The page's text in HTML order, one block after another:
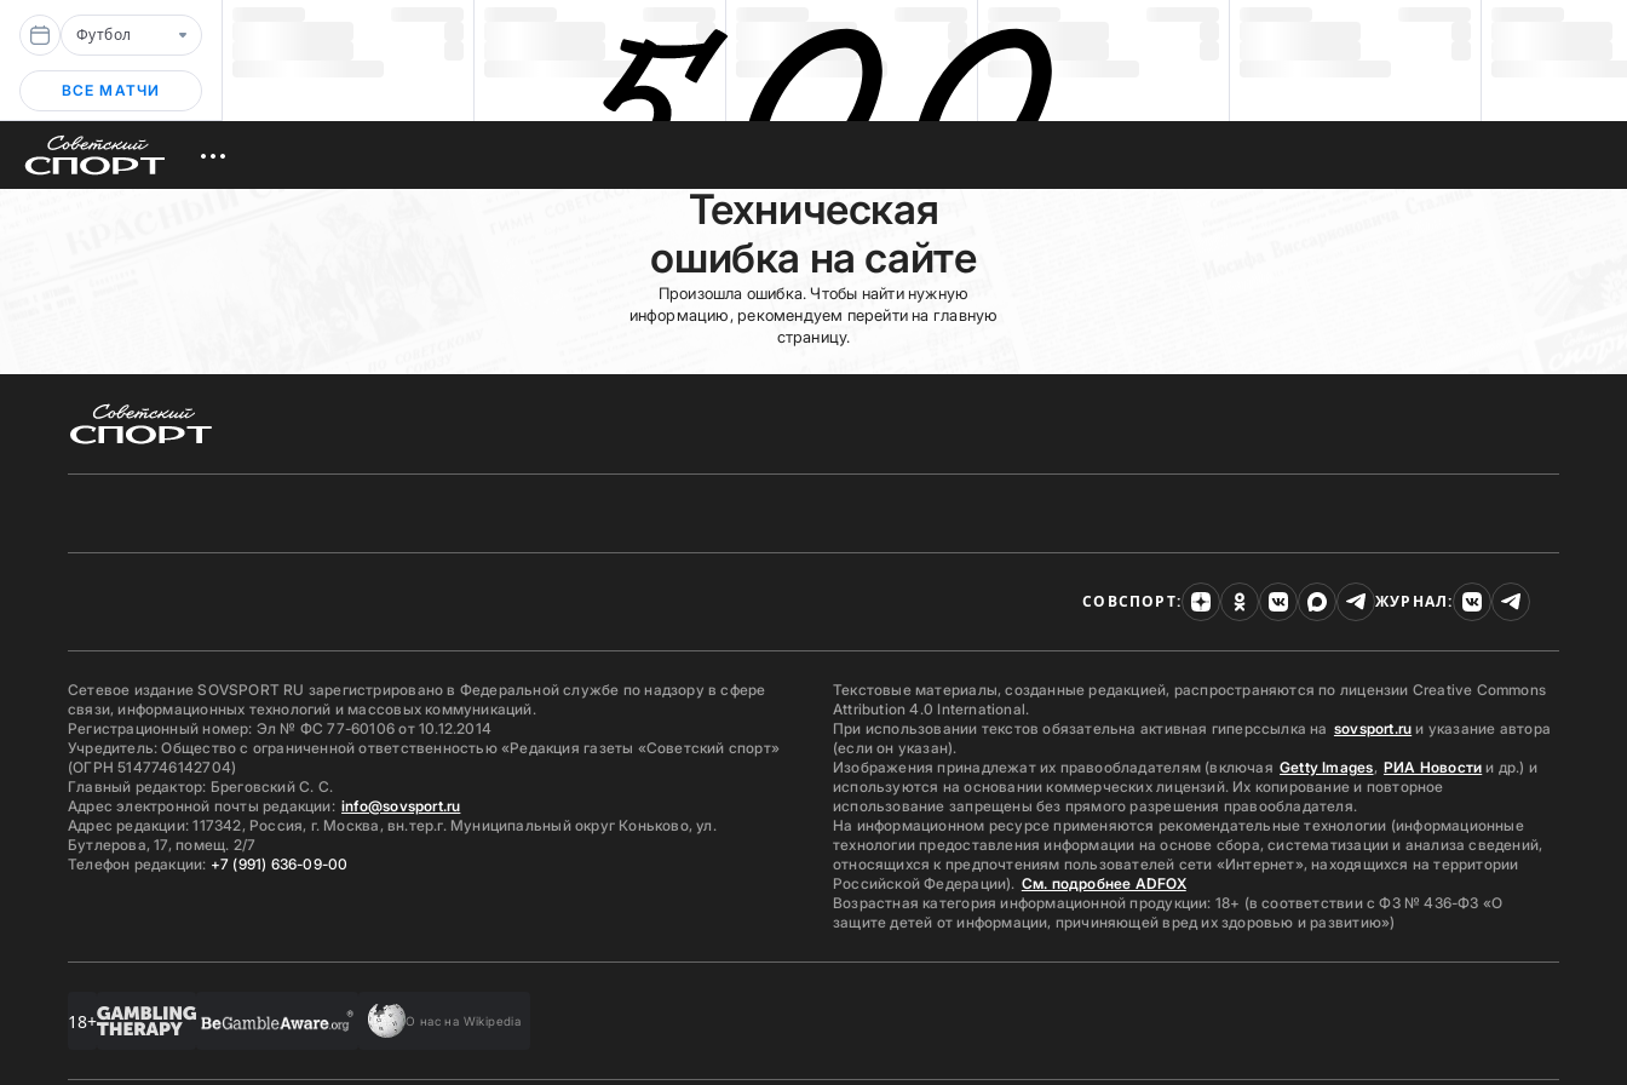
Футбол
ВСЕ МАТЧИ
Техническая
ошибка на сайте
Произошла ошибка. Чтобы найти нужную
информацию, рекомендуем перейти на главную
страницу.
СОВСПОРТ: ЖУРНАЛ:
Сетевое издание SOVSPORT RU зарегистрировано в Федеральной службе по надзору в сфере
связи, информационных технологий и массовых коммуникаций.
Регистрационный номер: Эл № ФС 77-60106 от 10.12.2014
Учредитель: Общество с ограниченной ответственностью «Редакция газеты «Советский спорт»
(ОГРН 5147746142704)
Главный редактор: Бреговский С. С.
Адрес электронной почты редакции: info@sovsport.ru
Адрес редакции: 117342, Россия, г. Москва, вн.тер.г. Муниципальный округ Коньково, ул.
Бутлерова, 17, помещ. 2/7
Телефон редакции: +7 (991) 636-09-00
Текстовые материалы, созданные редакцией, распространяются по лицензии Creative Commons
Attribution 4.0 International.
При использовании текстов обязательна активная гиперссылка на sovsport.ru и указание автора
(если он указан).
Изображения принадлежат их правообладателям (включая Getty Images, РИА Новости и др.) и
используются на основании коммерческих лицензий. Их копирование и повторное
использование запрещены без прямого разрешения правообладателя.
На информационном ресурсе применяются рекомендательные технологии (информационные
технологии предоставления информации на основе сбора, систематизации и анализа сведений,
относящихся к предпочтениям пользователей сети «Интернет», находящихся на территории
Российской Федерации). См. подробнее ADFOX
Возрастная категория информационной продукции: 18+ (в соответствии с ФЗ № 436-ФЗ «О
защите детей от информации, причиняющей вред их здоровью и развитию»)
18+ О нас на Wikipedia